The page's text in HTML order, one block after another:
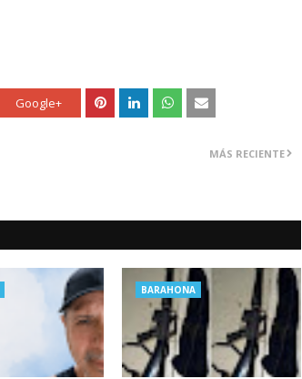
Google+
MÁS RECIENTE
BARAHONA